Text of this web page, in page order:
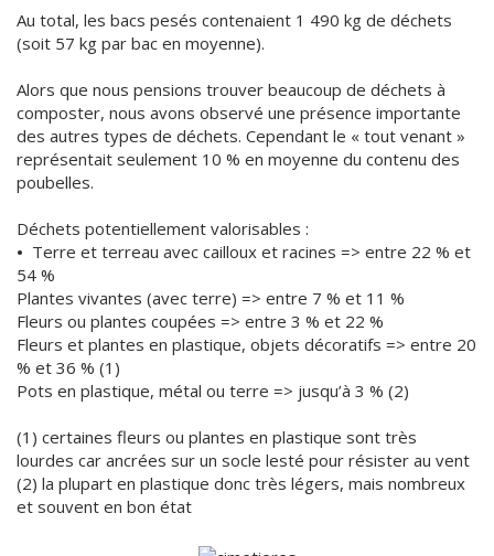
Au total, les bacs pesés contenaient 1 490 kg de déchets
(soit 57 kg par bac en moyenne).
Alors que nous pensions trouver beaucoup de déchets à
composter, nous avons observé une présence importante
des autres types de déchets. Cependant le « tout venant »
représentait seulement 10 % en moyenne du contenu des
poubelles.
Déchets potentiellement valorisables :
• Terre et terreau avec cailloux et racines => entre 22 % et
54 %
Plantes vivantes (avec terre) => entre 7 % et 11 %
Fleurs ou plantes coupées => entre 3 % et 22 %
Fleurs et plantes en plastique, objets décoratifs => entre 20
% et 36 % (1)
Pots en plastique, métal ou terre => jusqu’à 3 % (2)
(1) certaines fleurs ou plantes en plastique sont très
lourdes car ancrées sur un socle lesté pour résister au vent
(2) la plupart en plastique donc très légers, mais nombreux
et souvent en bon état